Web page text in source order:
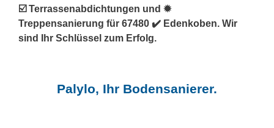
☑️ Terrassenabdichtungen und ✹
Treppensanierung für 67480 ✔️ Edenkoben. Wir
sind Ihr Schlüssel zum Erfolg.
Palylo, Ihr Bodensanierer.